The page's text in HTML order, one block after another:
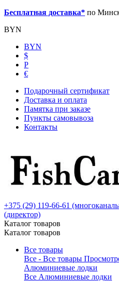
Бесплатная доставка* по
BYN
BYN
$
Р
€
Подарочный сертификат
Доставка и оплата
Памятка при заказе
Пункты самовывоза
Контакты
+375 (29) 119-66-61
(директор)
Каталог товаров
Каталог товаров
Все товары
Все - Все товары
Алюминиевые лодки
Все Алюминиевые лодки